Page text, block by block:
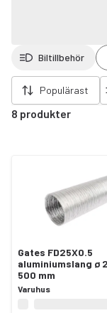
Biltillbehör
Populärast
8 produkter
filter
Gates FD25X0.5
aluminiumslang ø
500 mm
Varuhus